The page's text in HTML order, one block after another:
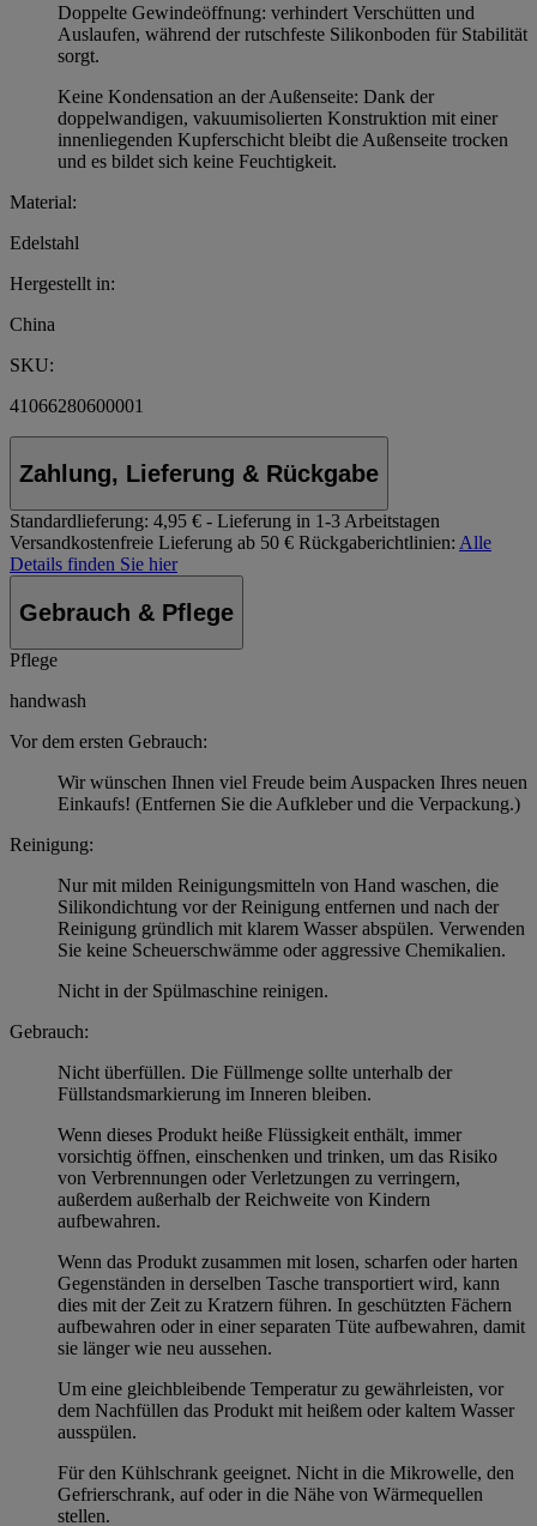
Doppelte Gewindeöffnung: verhindert Verschütten und
Auslaufen, während der rutschfeste Silikonboden für Stabilität
sorgt.
Keine Kondensation an der Außenseite: Dank der
doppelwandigen, vakuumisolierten Konstruktion mit einer
innenliegenden Kupferschicht bleibt die Außenseite trocken
und es bildet sich keine Feuchtigkeit.
Material:
Edelstahl
Hergestellt in:
China
SKU:
41066280600001
Zahlung, Lieferung & Rückgabe
Standardlieferung: 4,95 € - Lieferung in 1-3 Arbeitstagen
Versandkostenfreie Lieferung ab 50 € Rückgaberichtlinien: Alle
Details finden Sie hier
Gebrauch & Pflege
Pflege
handwash
Vor dem ersten Gebrauch:
Wir wünschen Ihnen viel Freude beim Auspacken Ihres neuen
Einkaufs! (Entfernen Sie die Aufkleber und die Verpackung.)
Reinigung:
Nur mit milden Reinigungsmitteln von Hand waschen, die
Silikondichtung vor der Reinigung entfernen und nach der
Reinigung gründlich mit klarem Wasser abspülen. Verwenden
Sie keine Scheuerschwämme oder aggressive Chemikalien.
Nicht in der Spülmaschine reinigen.
Gebrauch:
Nicht überfüllen. Die Füllmenge sollte unterhalb der
Füllstandsmarkierung im Inneren bleiben.
Wenn dieses Produkt heiße Flüssigkeit enthält, immer
vorsichtig öffnen, einschenken und trinken, um das Risiko
von Verbrennungen oder Verletzungen zu verringern,
außerdem außerhalb der Reichweite von Kindern
aufbewahren.
Wenn das Produkt zusammen mit losen, scharfen oder harten
Gegenständen in derselben Tasche transportiert wird, kann
dies mit der Zeit zu Kratzern führen. In geschützten Fächern
aufbewahren oder in einer separaten Tüte aufbewahren, damit
sie länger wie neu aussehen.
Um eine gleichbleibende Temperatur zu gewährleisten, vor
dem Nachfüllen das Produkt mit heißem oder kaltem Wasser
ausspülen.
Für den Kühlschrank geeignet. Nicht in die Mikrowelle, den
Gefrierschrank, auf oder in die Nähe von Wärmequellen
stellen.